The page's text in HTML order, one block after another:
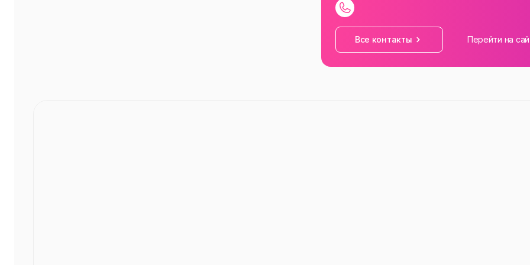
Все контакты Перейти на